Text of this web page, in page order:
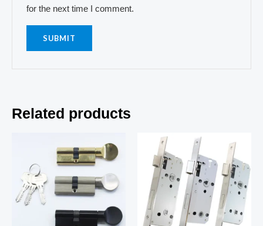
for the next time I comment.
Related products
has